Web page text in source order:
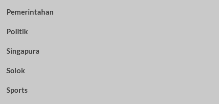
Pemerintahan
Politik
Singapura
Solok
Sports